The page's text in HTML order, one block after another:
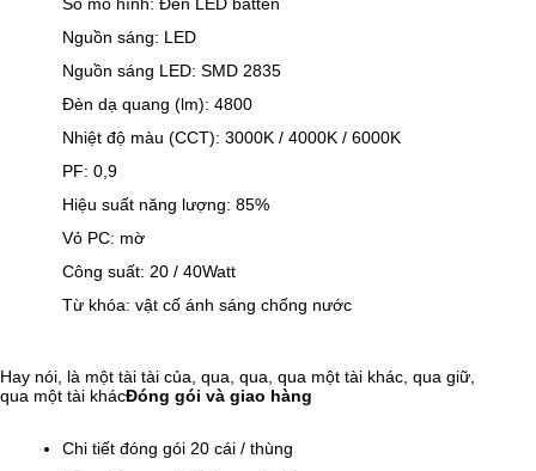
Nguồn sáng: LED
Nguồn sáng LED: SMD 2835
Đèn dạ quang (lm): 4800
Nhiệt độ màu (CCT): 3000K / 4000K / 6000K
PF: 0,9
Hiệu suất năng lượng: 85%
Vỏ PC: mờ
Công suất: 20 / 40Watt
Từ khóa: vật cố ánh sáng chống nước
Hay nói, là một tài tài của, qua, qua, qua một tài khác, qua giữ,
qua một tài khácĐóng gói và giao hàng
Chi tiết đóng gói 20 cái / thùng